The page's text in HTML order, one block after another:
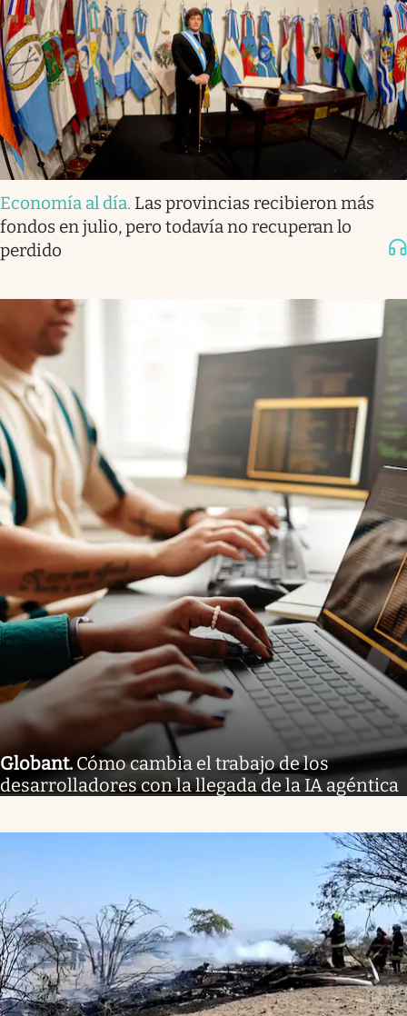
Economía al día. Las provincias recibieron más
fondos en julio, pero todavía no recuperan lo
perdido
Globant. Cómo cambia el trabajo de los
desarrolladores con la llegada de la IA agéntica